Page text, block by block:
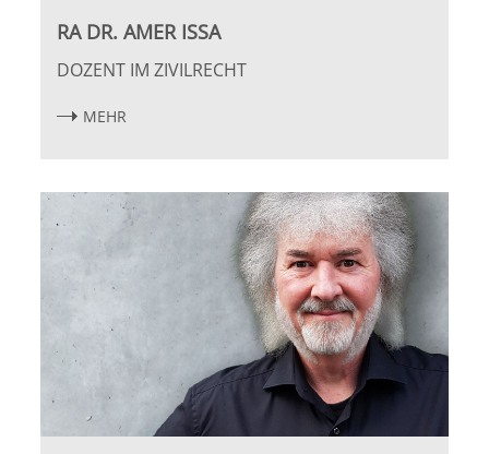
RA DR. AMER ISSA
DOZENT IM ZIVILRECHT
MEHR
Bremen
Frankfurt/Main
Frankfurt/O.
Greifswald